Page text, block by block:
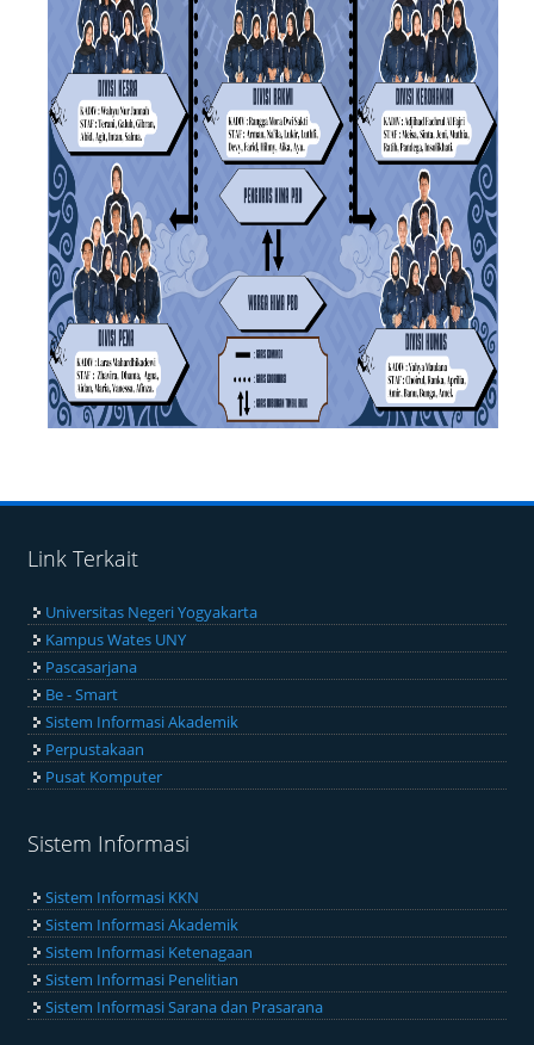
Link Terkait
Universitas Negeri Yogyakarta
Kampus Wates UNY
Pascasarjana
Be - Smart
Sistem Informasi Akademik
Perpustakaan
Pusat Komputer
Sistem Informasi
Sistem Informasi KKN
Sistem Informasi Akademik
Sistem Informasi Ketenagaan
Sistem Informasi Penelitian
Sistem Informasi Sarana dan Prasarana